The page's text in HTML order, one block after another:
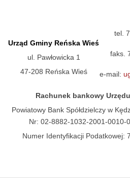
Urząd Gminy Reńska Wieś
ul. Pawłowicka 1
47-208 Reńska Wieś
tel.
faks.
e-mail:
Rachunek bankowy
Powiatowy Bank Spółdzielczy w
Nr: 02-8882-1032-2001-0010-
Numer Identyfikacji Podatkowej: